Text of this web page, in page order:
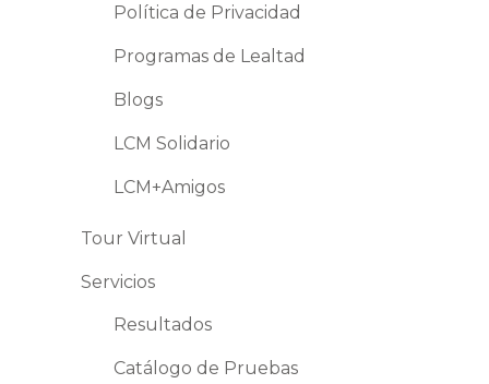
Política de Privacidad
Programas de Lealtad
Blogs
LCM Solidario
LCM+Amigos
Tour Virtual
Servicios
Resultados
Catálogo de Pruebas